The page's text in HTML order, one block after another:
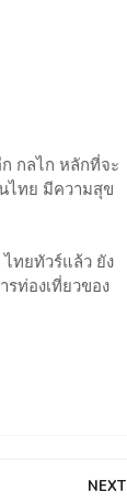
กลไก หลักที่จะ
ไทย มีความสุข
ทยทัวร์แล้ว ยัง
ท่องเที่ยวของ
NEXT